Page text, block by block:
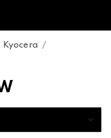
Kyocera
/